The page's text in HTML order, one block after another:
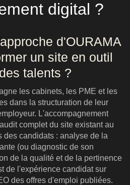
digital ?
d'OURAMA
un site en outil
talents ?
les cabinets, les PME et les
dans la structuration de leur
L'accompagnement
complet du site existant au
des candidats : analyse de la
(ou diagnostic de son
de la qualité et de la pertinence
de l'expérience candidat sur
des offres d'emploi publiées.